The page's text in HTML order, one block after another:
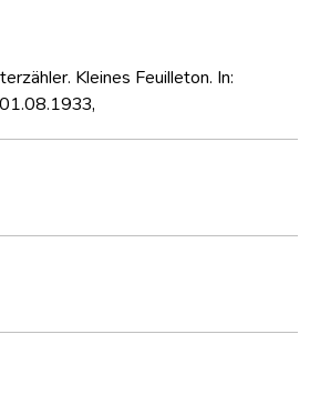
Kleines Feuilleton. In: